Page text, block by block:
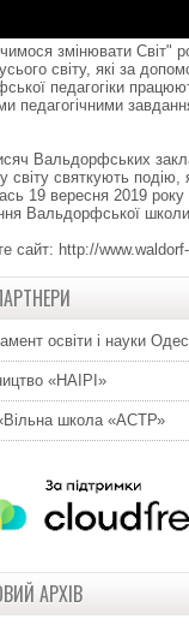
змінювати Світ"
світу, які за
педагогіки
педагогічними
Вальдорфських
світу святкують подію,
19 вересня 2019
Вальдорфської школи.
сайт: http://
освіти і науки
«НАІРІ»
школа «АСТР»
АРХІВ